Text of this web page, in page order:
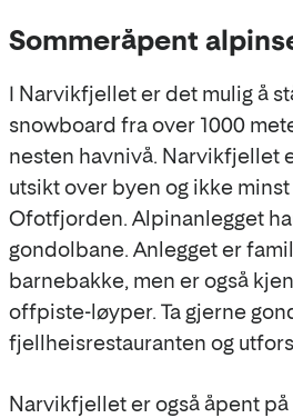
Sommeråpent
I Narvikfjellet er det mulig å
snowboard fra over 1000
nesten havnivå. Narvikfjellet
utsikt over byen og ikke minst
Ofotfjorden. Alpinanlegget
gondolbane. Anlegget er
barnebakke, men er også
offpiste-løyper. Ta gjerne
fjellheisrestauranten og
Narvikfjellet er også åpent